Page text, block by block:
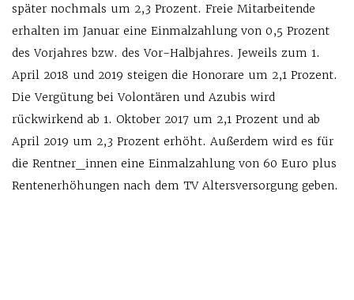
später nochmals um 2,3 Prozent. Freie Mitarbeitende
erhalten im Januar eine Einmalzahlung von 0,5 Prozent
des Vorjahres bzw. des Vor-Halbjahres. Jeweils zum 1.
April 2018 und 2019 steigen die Honorare um 2,1 Prozent.
Die Vergütung bei Volontären und Azubis wird
rückwirkend ab 1. Oktober 2017 um 2,1 Prozent und ab
April 2019 um 2,3 Prozent erhöht. Außerdem wird es für
die Rentner_innen eine Einmalzahlung von 60 Euro plus
Rentenerhöhungen nach dem TV Altersversorgung geben.